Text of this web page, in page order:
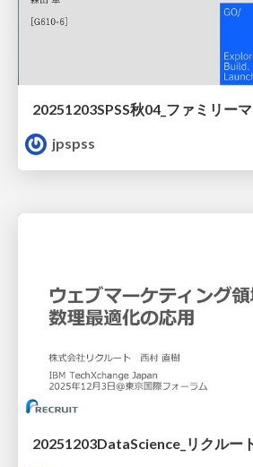
20251203SPSS秋04_ファミリー
jpspss
20251203DataScience_リクルー